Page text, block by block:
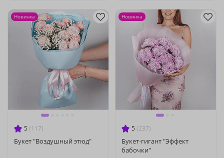
5 (117)
Букет "Воздушный этюд"
Новинка
5 (237)
Букет-гигант "Эффект
бабочки"
Новинка